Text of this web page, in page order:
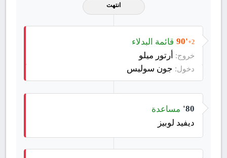
انتهت
90'+2 قائمة البدلاء
خروج: أرتور ميلو
دخول: جون سوليس
80' مساعدة
ديفيد لوبيز